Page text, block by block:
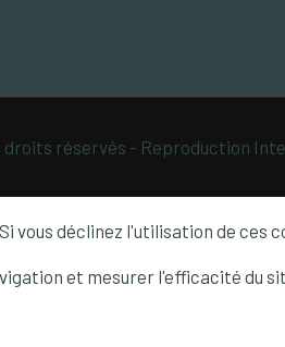
droits réservés - Reproduction
vous déclinez l'utilisation de
et mesurer l'efficacité du